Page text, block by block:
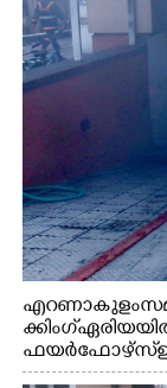
എറണാകുളം
ക്കിംഗ്
ഫയർഫോഴ്സ്
ക്കിറങ്ങി വരുന്നു